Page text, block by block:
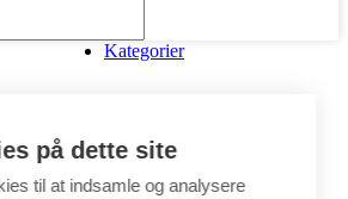
Kategorier
på dette site
til at indsamle og analysere